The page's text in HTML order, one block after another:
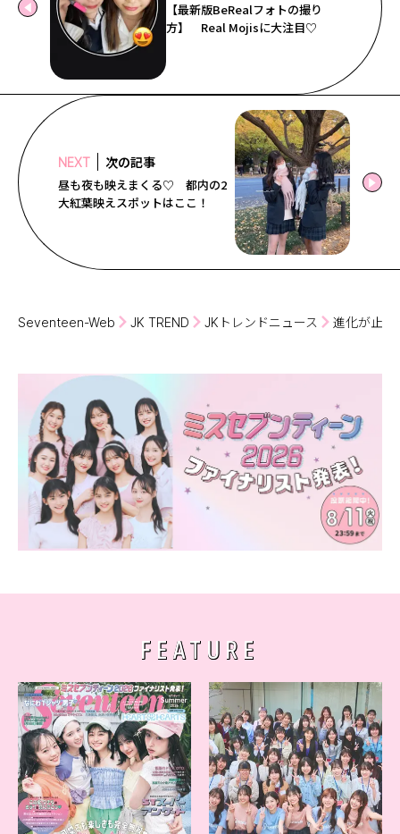
【最新版BeRealフォトの撮り
方】 Real Mojisに大注目♡
NEXT 次の記事
昼も夜も映えまくる♡ 都内の2
大紅葉映えスポットはここ！
Seventeen-Web JK TREND JKトレンドニュース 進化が止
FEATURE